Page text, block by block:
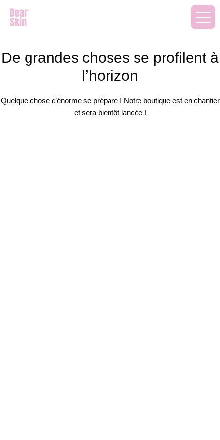
De grandes choses se profilent à
l’horizon
Quelque chose d’énorme se prépare ! Notre boutique est en chantier
et sera bientôt lancée !